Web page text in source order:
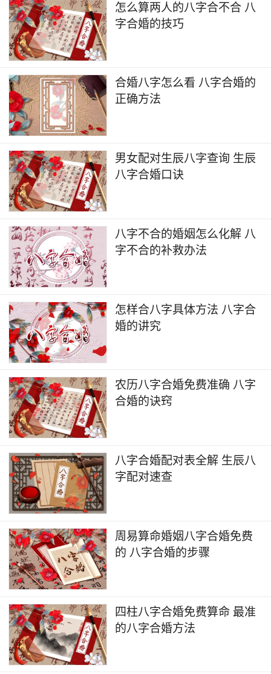
怎么算两人的八字合不合 八
字合婚的技巧
合婚八字怎么看 八字合婚的
正确方法
男女配对生辰八字查询 生辰
八字合婚口诀
八字不合的婚姻怎么化解 八
字不合的补救办法
怎样合八字具体方法 八字合
婚的讲究
农历八字合婚免费准确 八字
合婚的诀窍
八字合婚配对表全解 生辰八
字配对速查
周易算命婚姻八字合婚免费
的 八字合婚的步骤
四柱八字合婚免费算命 最准
的八字合婚方法